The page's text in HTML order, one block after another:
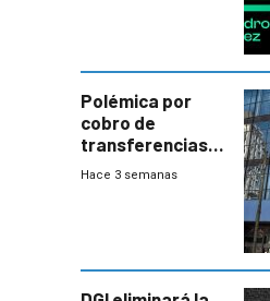
Polémica por
cobro de
transferencias
del Mides en
Hace 3 semanas